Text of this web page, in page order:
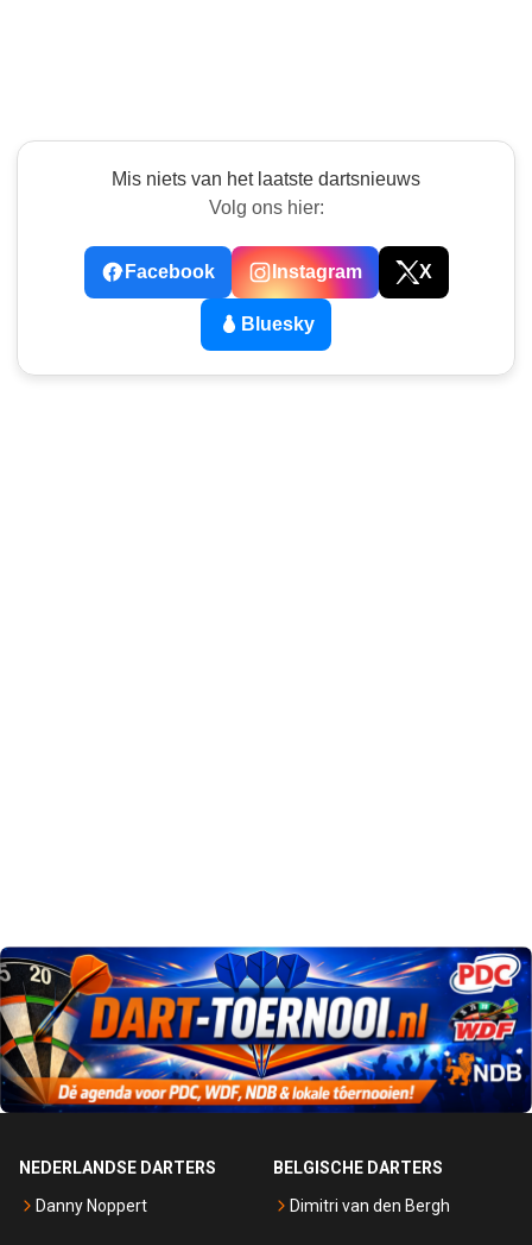
Mis niets van het laatste dartsnieuws
Volg ons hier:
Facebook Instagram X
Bluesky
NEDERLANDSE DARTERS
Danny Noppert
BELGISCHE DARTERS
Dimitri van den Bergh